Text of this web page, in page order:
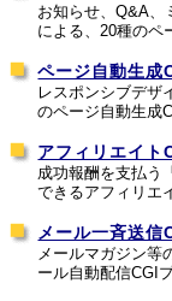
お知らせ、Q&A、
による、20種のペ
ページ自動生成
レスポンシブデザ
のページ自動生成
アフィリエイト
成功報酬を支払う
できるアフィリエ
メール一斉送信
メールマガジン等
ール自動配信CGI